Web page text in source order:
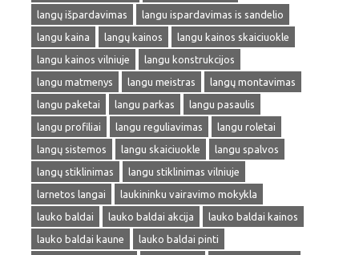
langų išpardavimas
langu ispardavimas is sandelio
langu kaina
langų kainos
langu kainos skaiciuokle
langu kainos vilniuje
langu konstrukcijos
langu matmenys
langu meistras
langų montavimas
langu paketai
langu parkas
langu pasaulis
langu profiliai
langu reguliavimas
langu roletai
langų sistemos
langu skaiciuokle
langu spalvos
langų stiklinimas
langu stiklinimas vilniuje
larnetos langai
laukininku vairavimo mokykla
lauko baldai
lauko baldai akcija
lauko baldai kainos
lauko baldai kaune
lauko baldai pinti